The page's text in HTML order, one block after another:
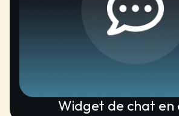
Widget de chat en